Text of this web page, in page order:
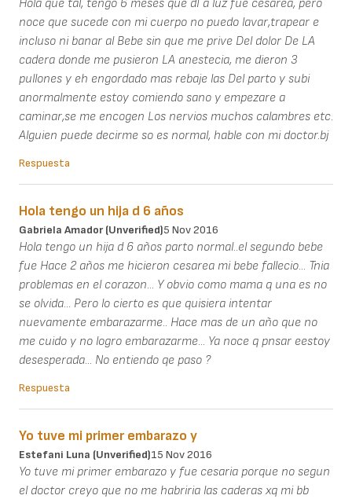
Hola que tal, tengo 6 meses que dI a luz fue cesarea, pero
noce que sucede con mi cuerpo no puedo lavar,trapear e
incluso ni banar al Bebe sin que me prive Del dolor De LA
cadera donde me pusieron LA anestecia, me dieron 3
pullones y eh engordado mas rebaje las Del parto y subi
anormalmente estoy comiendo sano y empezare a
caminar,se me encogen Los nervios muchos calambres etc.
Alguien puede decirme so es normal, hable con mi doctor.bj
Respuesta
Hola tengo un hija d 6 años
Gabriela Amador (unverified)5 Nov 2016
Hola tengo un hija d 6 años parto normal..el segundo bebe
fue Hace 2 años me hicieron cesarea mi bebe fallecio... Tnia
problemas en el corazon... Y obvio como mama q una es no
se olvida... Pero lo cierto es que quisiera intentar
nuevamente embarazarme.. Hace mas de un año que no
me cuido y no logro embarazarme... Ya noce q pnsar eestoy
desesperada... No entiendo qe paso ?
Respuesta
Yo tuve mi primer embarazo y
Estefani Luna (unverified)15 Nov 2016
Yo tuve mi primer embarazo y fue cesaria porque no segun
el doctor creyo que no me habriria las caderas xq mi bb